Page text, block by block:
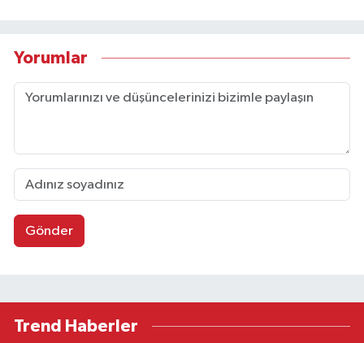
Yorumlar
Gönder
Trend Haberler